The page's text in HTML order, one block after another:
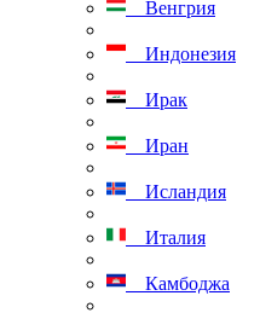
Венгрия
Индонезия
Ирак
Иран
Исландия
Италия
Камбоджа